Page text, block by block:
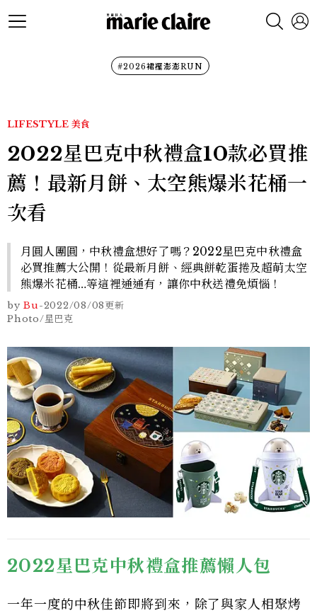
#2026裙襬澎澎RUN
LIFESTYLE 美食
2022星巴克中秋禮盒10款必買推
薦！最新月餅、太空熊爆米花桶一
次看
月圓人團圓，中秋禮盒想好了嗎？2022星巴克中秋禮盒
必買推薦大公開！從最新月餅、經典餅乾蛋捲及超萌太空
熊爆米花桶…等這裡通通有，讓你中秋送禮免煩惱！
by Bu-2022/08/08更新
Photo/星巴克
2022星巴克中秋禮盒推薦懶人包
一年一度的中秋佳節即將到來，除了與家人相聚烤